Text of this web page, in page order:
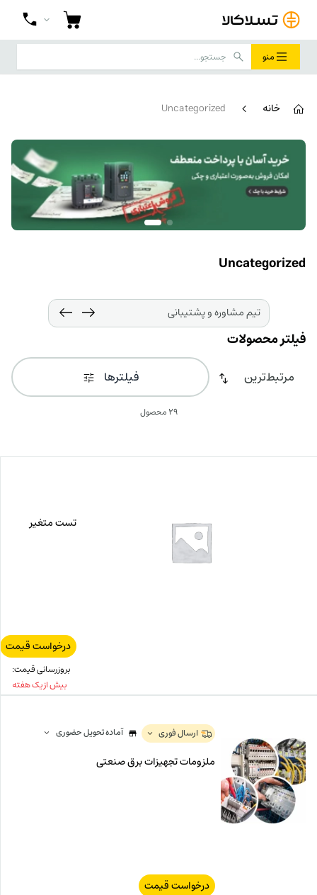
منو
خانه Uncategorized
Uncategorized
29 محصول
فیلترها
تست متغیر
درخواست قیمت
۱۰۰,۰۰۰ت
بروزرسانی قیمت:
بیش از یک هفته
ارسال فوری آماده تحویل حضوری
ملزومات تجهیزات برق صنعتی
درخواست قیمت
تیم مشاوره و پشتیبانی